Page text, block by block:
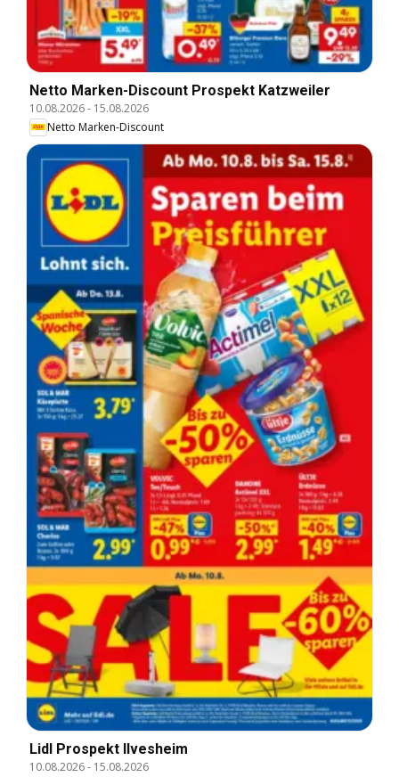
Netto Marken-Discount Prospekt Katzweiler
10.08.2026- 15.08.2026
Netto Marken-Discount
Lidl Prospekt Ilvesheim
10.08.2026- 15.08.2026